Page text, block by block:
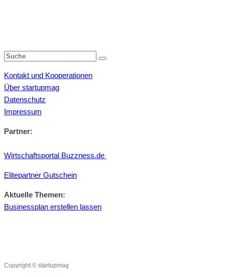
Kontakt und Kooperationen
Über startupmag
Datenschutz
Impressum
Partner:
Wirtschaftsportal Buzzness.de
Elitepartner Gutschein
Aktuelle Themen:
Businessplan erstellen lassen
Copyright © startupmag